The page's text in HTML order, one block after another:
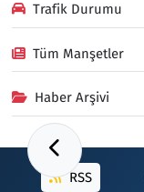
Trafik Durumu
Tüm Manşetler
Haber Arşivi
RSS